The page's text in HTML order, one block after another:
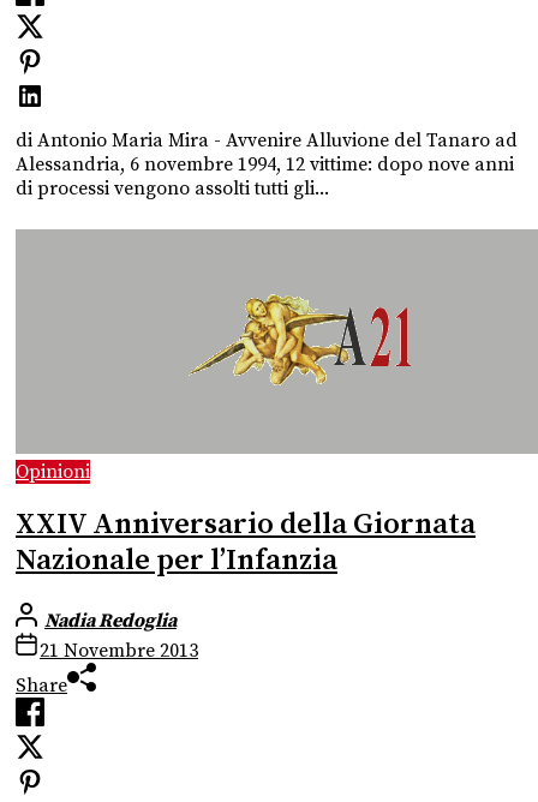
di Antonio Maria Mira - Avvenire Alluvione del Tanaro ad
Alessandria, 6 novembre 1994, 12 vittime: dopo nove anni
di processi vengono assolti tutti gli...
Opinioni
XXIV Anniversario della Giornata
Nazionale per l’Infanzia
Nadia Redoglia
21 Novembre 2013
Share